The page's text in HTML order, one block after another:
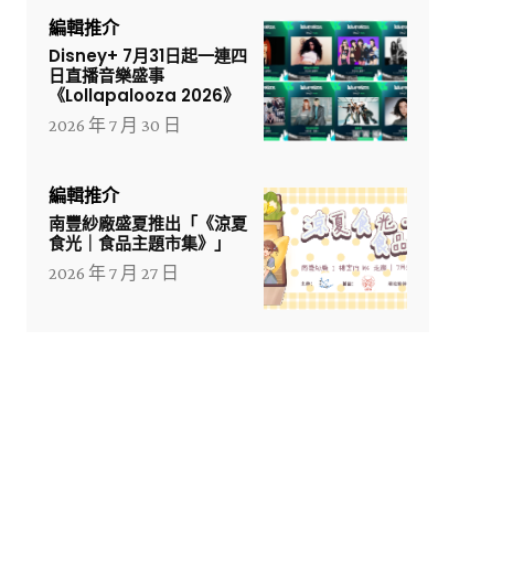
編輯推介
Disney+ 7月31日起一連四
日直播音樂盛事
《Lollapalooza 2026》
2026 年 7 月 30 日
編輯推介
南豐紗廠盛夏推出「《涼夏
食光｜食品主題市集》」
2026 年 7 月 27 日